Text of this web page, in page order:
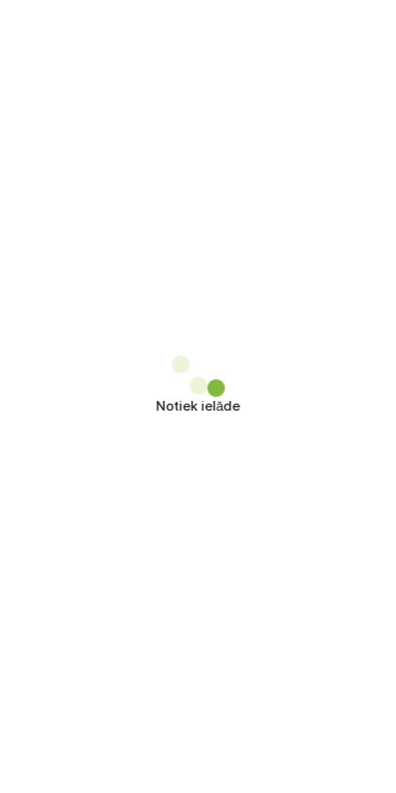
Notiek ielāde